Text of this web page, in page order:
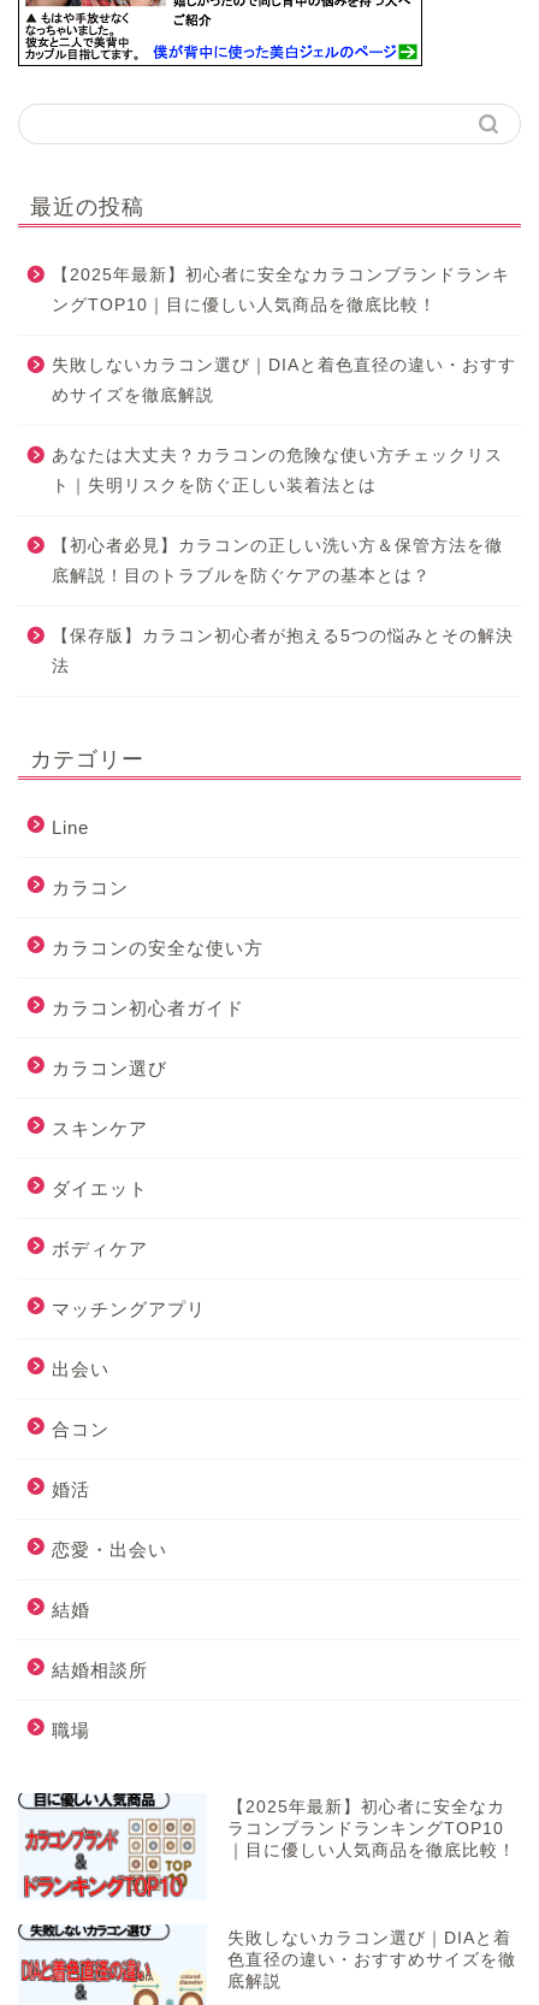
最近の投稿
【2025年最新】初心者に安全なカラコンブランドランキ
ングTOP10｜目に優しい人気商品を徹底比較！
失敗しないカラコン選び｜DIAと着色直径の違い・おすす
めサイズを徹底解説
あなたは大丈夫？カラコンの危険な使い方チェックリス
ト｜失明リスクを防ぐ正しい装着法とは
【初心者必見】カラコンの正しい洗い方＆保管方法を徹
底解説！目のトラブルを防ぐケアの基本とは？
【保存版】カラコン初心者が抱える5つの悩みとその解決
法
カテゴリー
Line
カラコン
カラコンの安全な使い方
カラコン初心者ガイド
カラコン選び
スキンケア
ダイエット
ボディケア
マッチングアプリ
出会い
合コン
婚活
恋愛・出会い
結婚
結婚相談所
職場
【2025年最新】初心者に安全なカ
ラコンブランドランキングTOP10
｜目に優しい人気商品を徹底比較！
失敗しないカラコン選び｜DIAと着
色直径の違い・おすすめサイズを徹
底解説